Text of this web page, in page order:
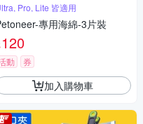
Pro, Lite 皆適用
專用海綿-3片裝
120
動 券
加入購物車